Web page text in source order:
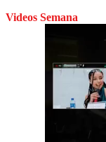
Videos Semana